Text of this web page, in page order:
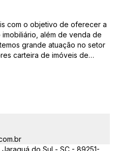
com o objetivo de oferecer a
além de venda de
grande atuação no setor
carteira de imóveis de
a nossa Missão, Visão e
do Sul - SC - 89251-